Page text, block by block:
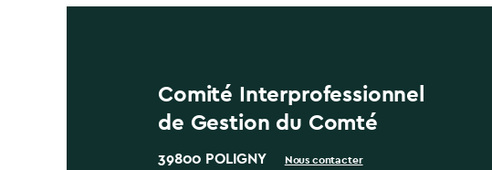
Comité Interprofessionnel
de Gestion du Comté
39800 POLIGNY Nous contacter